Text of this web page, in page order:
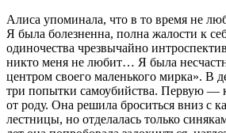
Алиса упоминала, что в то время не
Я была болезненна, полна жалости к
одиночества чрезвычайно
никто меня не любит… Я была
центром своего маленького мирка». В
три попытки самоубийства. Первую —
от роду. Она решила броситься вниз с
лестницы, но отделалась только